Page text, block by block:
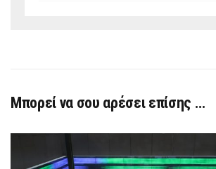
Μπορεί να σου αρέσει επίσης …